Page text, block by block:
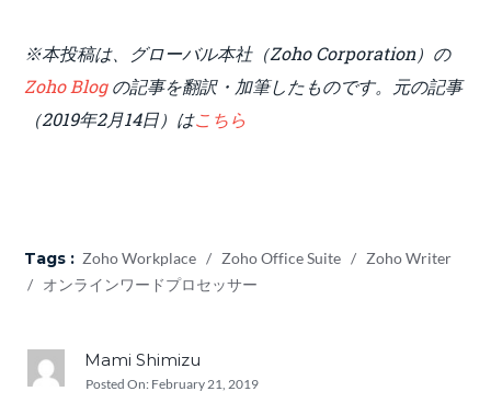
※本投稿は、グローバル本社（Zoho Corporation）の
Zoho Blogの記事を翻訳・加筆したものです。元の記事
（2019年2月14日）はこちら
Tags : Zoho Workplace / Zoho Office Suite / Zoho Writer
/ オンラインワードプロセッサー
Mami Shimizu
Posted On: February 21, 2019